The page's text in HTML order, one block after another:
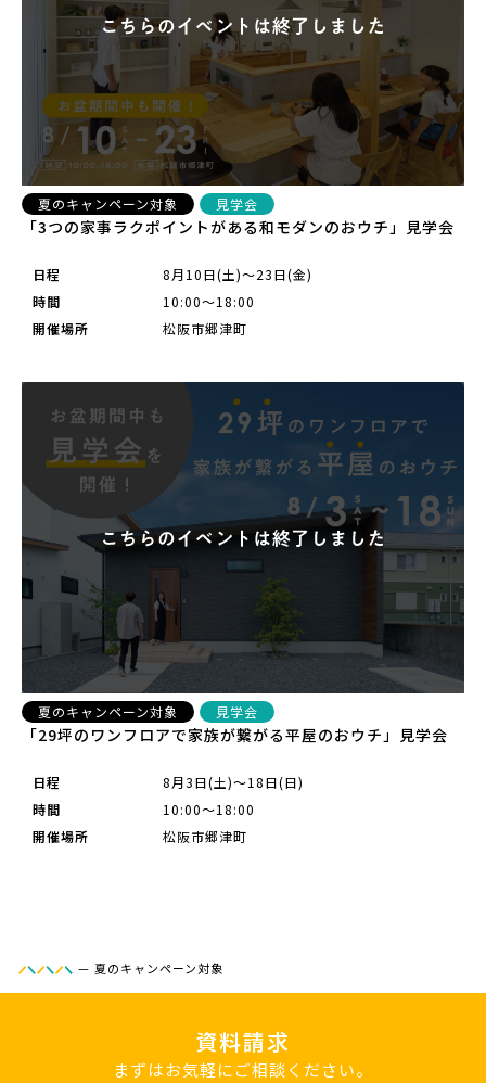
夏のキャンペーン対象 見学会
「3つの家事ラクポイントがある和モダンのおウチ」見学会
日程
8月10日(土)～23日(金)
時間
10:00～18:00
開催場所
松阪市郷津町
夏のキャンペーン対象 見学会
「29坪のワンフロアで家族が繋がる平屋のおウチ」見学会
日程
8月3日(土)～18日(日)
時間
10:00～18:00
開催場所
松阪市郷津町
— 夏のキャンペーン対象
資料請求
まずはお気軽にご相談ください。